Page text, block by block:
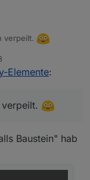
verpeilt.
Elemente:
Baustein" hab